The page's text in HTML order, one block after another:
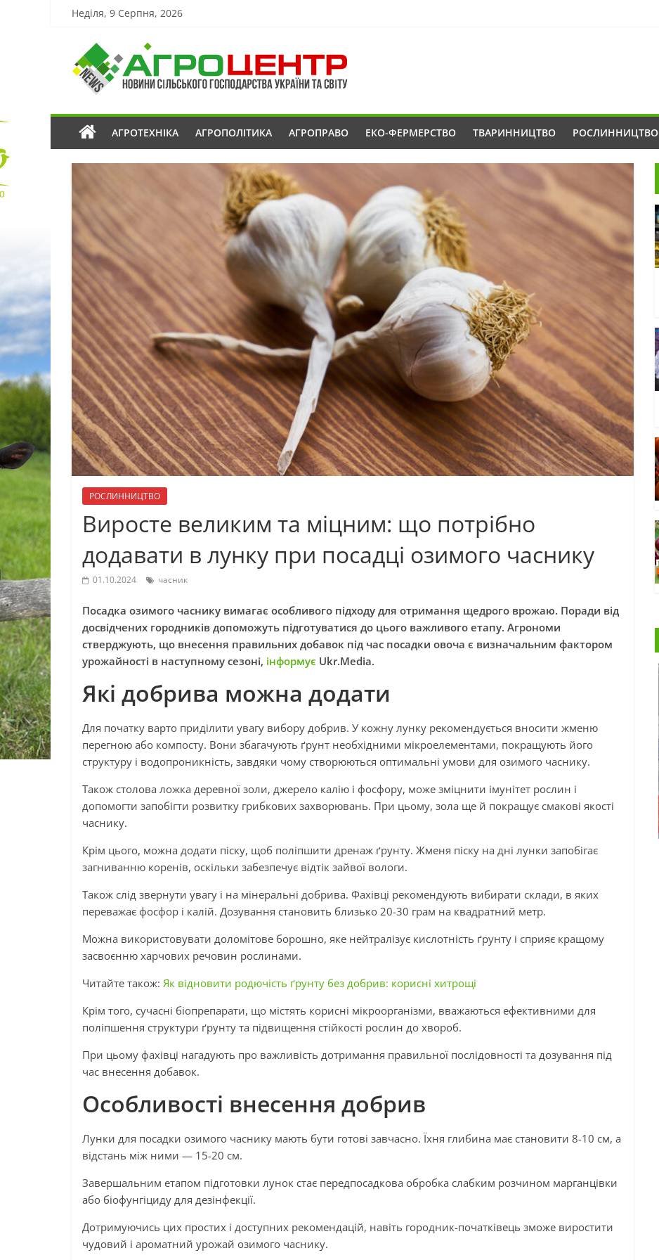
Неділя, 9 Серпня, 2026
АГРОТЕХНІКА АГРОПОЛІТИКА АГРОПРАВО ЕКО-ФЕРМЕРСТВО ТВАРИННИЦТВО РОСЛИННИЦТВО
РОСЛИННИЦТВО
Виросте великим та міцним: що потрібно
додавати в лунку при посадці озимого часнику
01.10.2024 часник
Посадка озимого часнику вимагає особливого підходу для отримання щедрого врожаю. Поради від
досвідчених городників допоможуть підготуватися до цього важливого етапу. Агрономи
стверджують, що внесення правильних добавок під час посадки овоча є визначальним фактором
урожайності в наступному сезоні, інформує Ukr.Media.
Які добрива можна додати
Для початку варто приділити увагу вибору добрив. У кожну лунку рекомендується вносити жменю
перегною або компосту. Вони збагачують ґрунт необхідними мікроелементами, покращують його
структуру і водопроникність, завдяки чому створюються оптимальні умови для озимого часнику.
Також столова ложка деревної золи, джерело калію і фосфору, може зміцнити імунітет рослин і
допомогти запобігти розвитку грибкових захворювань. При цьому, зола ще й покращує смакові якості
часнику.
Крім цього, можна додати піску, щоб поліпшити дренаж ґрунту. Жменя піску на дні лунки запобігає
загниванню коренів, оскільки забезпечує відтік зайвої вологи.
Також слід звернути увагу і на мінеральні добрива. Фахівці рекомендують вибирати склади, в яких
переважає фосфор і калій. Дозування становить близько 20-30 грам на квадратний метр.
Можна використовувати доломітове борошно, яке нейтралізує кислотність ґрунту і сприяє кращому
засвоєнню харчових речовин рослинами.
Читайте також: Як відновити родючість ґрунту без добрив: корисні хитрощі
Крім того, сучасні біопрепарати, що містять корисні мікроорганізми, вважаються ефективними для
поліпшення структури ґрунту та підвищення стійкості рослин до хвороб.
При цьому фахівці нагадують про важливість дотримання правильної послідовності та дозування під
час внесення добавок.
Особливості внесення добрив
Лунки для посадки озимого часнику мають бути готові завчасно. Їхня глибина має становити 8-10 см, а
відстань між ними — 15-20 см.
Завершальним етапом підготовки лунок стає передпосадкова обробка слабким розчином марганцівки
або біофунгіциду для дезінфекції.
Дотримуючись цих простих і доступних рекомендацій, навіть городник-початківець зможе виростити
чудовий і ароматний урожай озимого часнику.